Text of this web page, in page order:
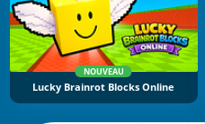
NOUVEAU
Lucky Brainrot Blocks Online